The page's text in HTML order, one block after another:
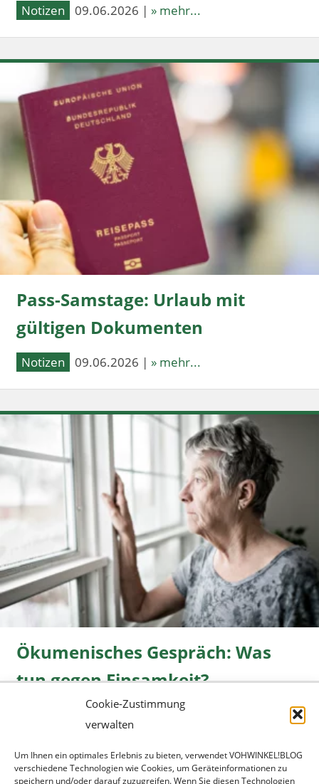
Cookie-Zustimmung
verwalten
Um Ihnen ein optimales Erlebnis zu bieten, verwendet VOHWINKEL!BLOG
verschiedene Technologien wie Cookies, um Geräteinformationen zu
speichern und/oder darauf zuzugreifen. Wenn Sie diesen Technologien
Notizen 09.06.2026 | » mehr...
Pass-Samstage: Urlaub mit
gültigen Dokumenten
Notizen 09.06.2026 | » mehr...
Ökumenisches Gespräch: Was
tun gegen Einsamkeit?
» mehr...